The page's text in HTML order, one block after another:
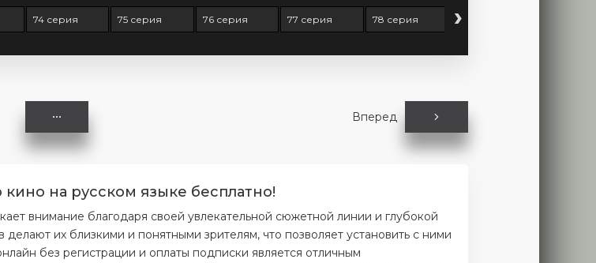
74 серия 75 серия 76 серия 77 серия 78 серия 79 серия
›
Вперед
на русском языке бесплатно!
внимание благодаря своей увлекательной сюжетной линии и глубокой
их близкими и понятными зрителям, что позволяет установить с ними
без регистрации и оплаты подписки является отличным